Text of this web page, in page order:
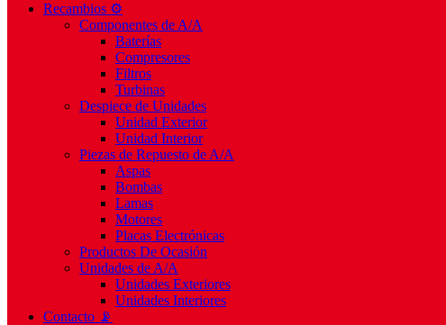
Recambios ⚙️
Componentes de A/A
Baterías
Compresores
Filtros
Turbinas
Despiece de Unidades
Unidad Exterior
Unidad Interior
Piezas de Repuesto de A/A
Aspas
Bombas
Lamas
Motores
Placas Electrónicas
Productos De Ocasión
Unidades de A/A
Unidades Exteriores
Unidades Interiores
Contacto 📡